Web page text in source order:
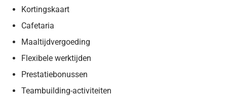
Kortingskaart
Cafetaria
Maaltijdvergoeding
Flexibele werktijden
Prestatiebonussen
Teambuilding-activiteiten